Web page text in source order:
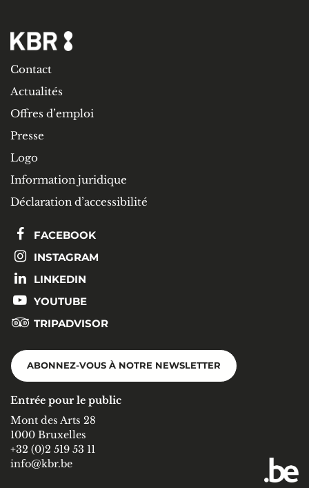
Contact
Actualités
Offres d’emploi
Presse
Logo
Information juridique
Déclaration d’accessibilité
FACEBOOK
INSTAGRAM
LINKEDIN
YOUTUBE
TRIPADVISOR
ABONNEZ-VOUS À NOTRE NEWSLETTER
Entrée pour le public
Mont des Arts 28
1000 Bruxelles
+32 (0)2 519 53 11
info@kbr.be